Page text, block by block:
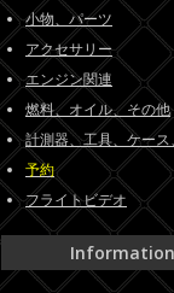
小物、パーツ
アクセサリー
エンジン関連
燃料、オイル、その他
計測器、工具、ケー
予約
フライトビデオ
Information